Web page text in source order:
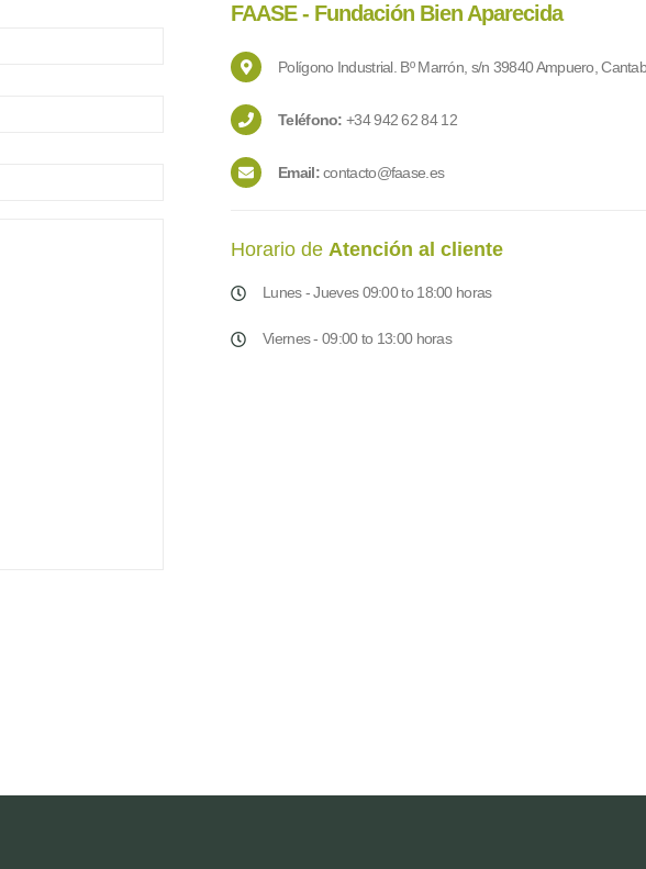
FAASE - Fundación Bien Aparecida
Polígono Industrial. Bº Marrón, s/n 39840 Ampuero,
Teléfono: +34 942 62 84 12
Email:contacto@faase.es
Horario de Atención al cliente
Lunes - Jueves 09:00 to 18:00 horas
Viernes - 09:00 to 13:00 horas